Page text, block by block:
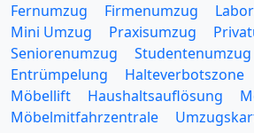
Fernumzug
Firmenumzug
Mini Umzug
Praxisumzug
Seniorenumzug
Studentenumzug
Entrümpelung
Halteverbotszone
Möbellift
Haushaltsauflösung
Möbelmitfahrzentrale